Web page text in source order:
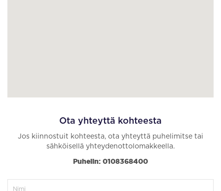
Ota yhteyttä kohteesta
Jos kiinnostuit kohteesta, ota yhteyttä puhelimitse tai
sähköisellä yhteydenottolomakkeella.
Puhelin: 0108368400